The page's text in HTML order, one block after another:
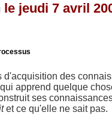
le jeudi 7 avril
d'acquisition des
apprend quelque
ses
et ce qu'elle ne sait pas.